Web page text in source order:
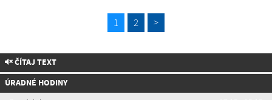
1 2 >
ČÍTAJ TEXT
ÚRADNÉ HODINY